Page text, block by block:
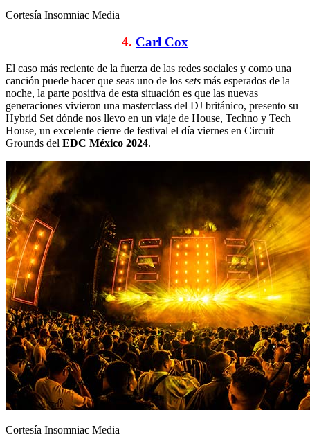
Cortesía Insomniac Media
4. Carl Cox
El caso más reciente de la fuerza de las redes sociales y como una
canción puede hacer que seas uno de los sets más esperados de la
noche, la parte positiva de esta situación es que las nuevas
generaciones vivieron una masterclass del DJ británico, presento su
Hybrid Set dónde nos llevo en un viaje de House, Techno y Tech
House, un excelente cierre de festival el día viernes en Circuit
Grounds del EDC México 2024.
Cortesía Insomniac Media